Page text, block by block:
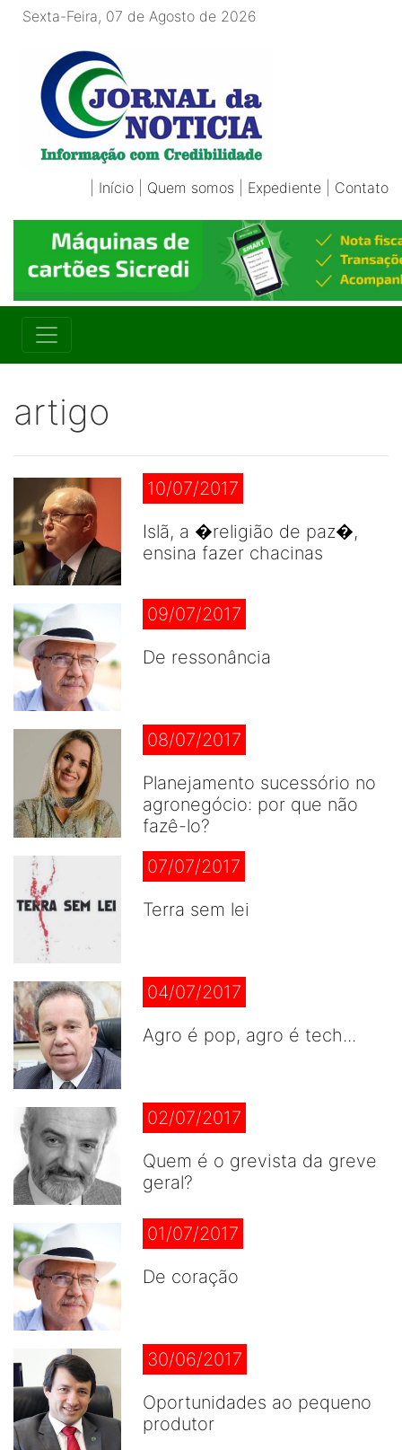
Sexta-Feira, 07 de Agosto de 2026
Início Quem somos Expediente Contato
artigo
10/07/2017
Islã, a �religião de paz�,
ensina fazer chacinas
09/07/2017
De ressonância
08/07/2017
Planejamento sucessório no
agronegócio: por que não
fazê-lo?
07/07/2017
Terra sem lei
04/07/2017
Agro é pop, agro é tech...
02/07/2017
Quem é o grevista da greve
geral?
01/07/2017
De coração
30/06/2017
Oportunidades ao pequeno
produtor